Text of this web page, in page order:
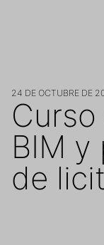
24 DE OCTUBRE DE
BIM y
de